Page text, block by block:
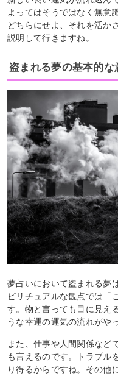
よってはそうではなく無意
どちらにせよ、それを活か
説明して行きますね。
盗まれる夢の基本的な
夢占いにおいて盗まれる夢
ピリチュアルな観点では「
す。物と言っても目に見え
うな幸運の運気の流れがや
また、仕事や人間関係など
も言えるのです。トラブル
り得るからですね。その他